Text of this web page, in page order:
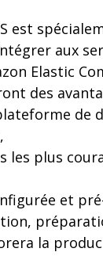
est
aux
Elastic
des
de
les plus
et
la